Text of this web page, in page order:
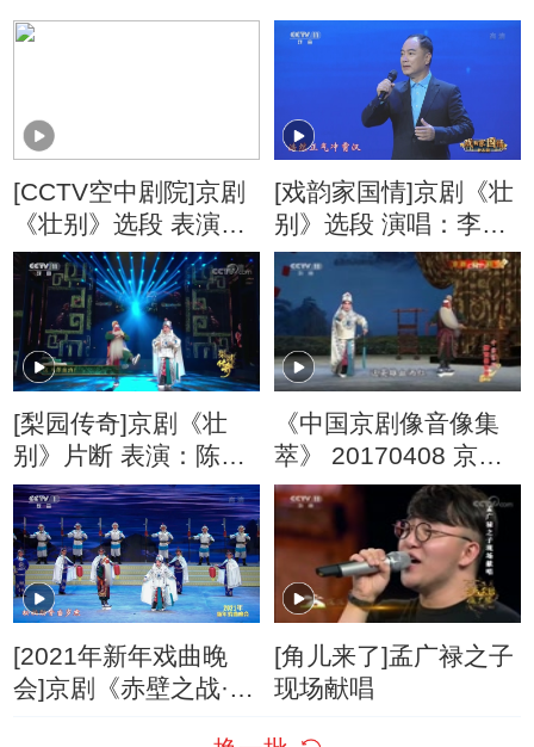
[CCTV空中剧院]京剧
《壮别》选段 表演：
李宏图 等
[戏韵家国情]京剧《壮
别》选段 演唱：李宏
图
[梨园传奇]京剧《壮
别》片断 表演：陈俊
杰 李宏图
《中国京剧像音像集
萃》 20170408 京剧
《壮别》
[2021年新年戏曲晚
会]京剧《赤壁之战·壮
[角儿来了]孟广禄之子
现场献唱